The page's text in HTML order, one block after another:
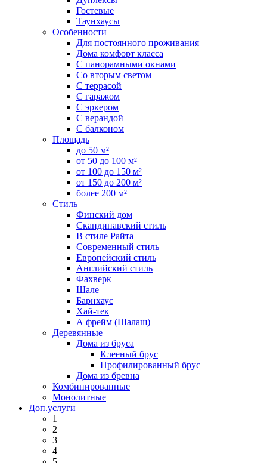
Гостевые
Таунхаусы
Особенности
Для постоянного проживания
Дома комфорт класса
С панорамными окнами
Со вторым светом
С террасой
С гаражом
С эркером
С верандой
С балконом
Площадь
до 50 м²
от 50 до 100 м²
от 100 до 150 м²
от 150 до 200 м²
более 200 м²
Стиль
Финский дом
Скандинавский стиль
В стиле Райта
Современный стиль
Европейский стиль
Английский стиль
Фахверк
Шале
Барнхаус
Хай-тек
А фрейм (Шалаш)
Деревянные
Дома из бруса
Клееный брус
Профилированный брус
Дома из бревна
Комбинированные
Монолитные
Доп.услуги
1
2
3
4